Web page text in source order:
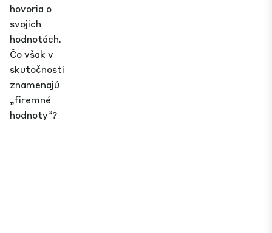
hovoria o
svojich
hodnotách.
Čo však v
skutočnosti
znamenajú
„firemné
hodnoty“?